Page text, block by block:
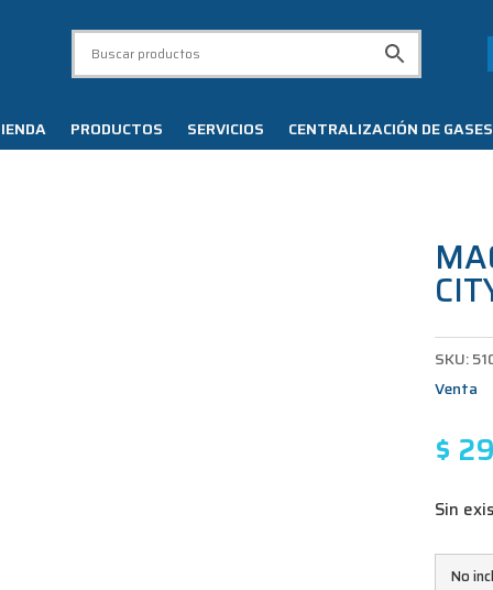
PRODUCTOS SERVICIOS CENTRALIZACIÓN DE GASES
SKU:
Venta
$
Sin
No